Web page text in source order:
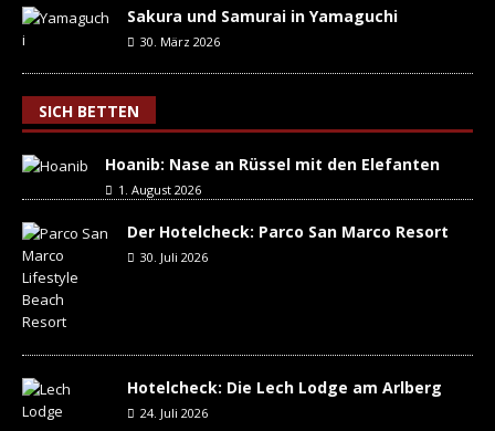
Sakura und Samurai in Yamaguchi
30. März 2026
SICH BETTEN
Hoanib: Nase an Rüssel mit den Elefanten
1. August 2026
Der Hotelcheck: Parco San Marco Resort
30. Juli 2026
Hotelcheck: Die Lech Lodge am Arlberg
24. Juli 2026